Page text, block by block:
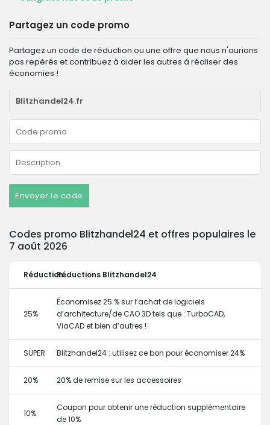
Partagez un code promo
Partagez un code de réduction ou une offre que nous n'aurions
pas repérés et contribuez à aider les autres à réaliser des
économies !
Envoyer le code
Codes promo Blitzhandel24 et offres populaires le
7 août 2026
RéductionRéductions Blitzhandel24
25%
Économisez 25 % sur l’achat de logiciels
d’architecture/de CAO 3D tels que : TurboCAD,
ViaCAD et bien d’autres !
SUPER Blitzhandel24 : utilisez ce bon pour économiser 24%
20% 20% de remise sur les accessoires
10%
Coupon pour obtenir une réduction supplémentaire
de 10%